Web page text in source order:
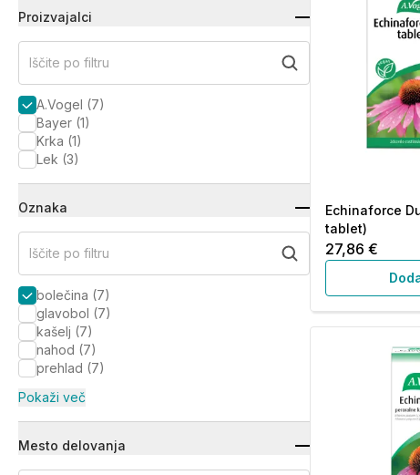
Proizvajalci
Iščite po filtru
A.Vogel (7)
Bayer (1)
Krka (1)
Lek (3)
Oznaka
Iščite po filtru
bolečina (7)
glavobol (7)
kašelj (7)
nahod (7)
prehlad (7)
Pokaži več
Mesto delovanja
Echinaforce
tablet)
27,86 €